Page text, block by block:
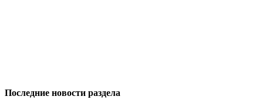
Последние новости раздела